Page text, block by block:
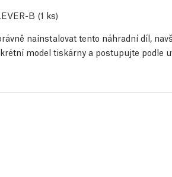
B (1 ks)
nainstalovat tento náhradní díl,
model tiskárny a postupujte podle